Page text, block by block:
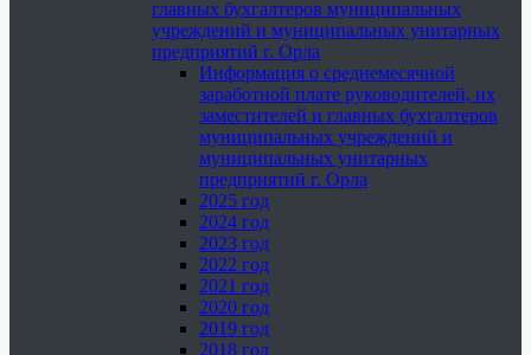
главных бухгалтеров муниципальных
учреждений и муниципальных унитарных
предприятий г. Орла
Информация о среднемесячной
заработной плате руководителей, их
заместителей и главных бухгалтеров
муниципальных учреждений и
муниципальных унитарных
предприятий г. Орла
2025 год
2024 год
2023 год
2022 год
2021 год
2020 год
2019 год
2018 год